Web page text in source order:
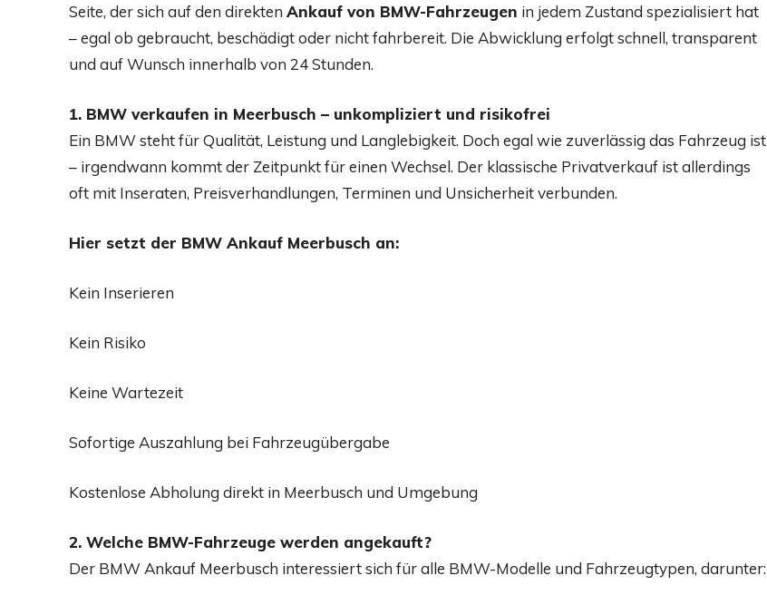
Seite, der sich auf den direkten Ankauf von BMW-Fahrzeugen in jedem Zustand spezialisiert hat
– egal ob gebraucht, beschädigt oder nicht fahrbereit. Die Abwicklung erfolgt schnell, transparent
und auf Wunsch innerhalb von 24 Stunden.
1. BMW verkaufen in Meerbusch – unkompliziert und risikofrei
Ein BMW steht für Qualität, Leistung und Langlebigkeit. Doch egal wie zuverlässig das Fahrzeug ist
– irgendwann kommt der Zeitpunkt für einen Wechsel. Der klassische Privatverkauf ist allerdings
oft mit Inseraten, Preisverhandlungen, Terminen und Unsicherheit verbunden.
Hier setzt der BMW Ankauf Meerbusch an:
Kein Inserieren
Kein Risiko
Keine Wartezeit
Sofortige Auszahlung bei Fahrzeugübergabe
Kostenlose Abholung direkt in Meerbusch und Umgebung
2. Welche BMW-Fahrzeuge werden angekauft?
Der BMW Ankauf Meerbusch interessiert sich für alle BMW-Modelle und Fahrzeugtypen, darunter: